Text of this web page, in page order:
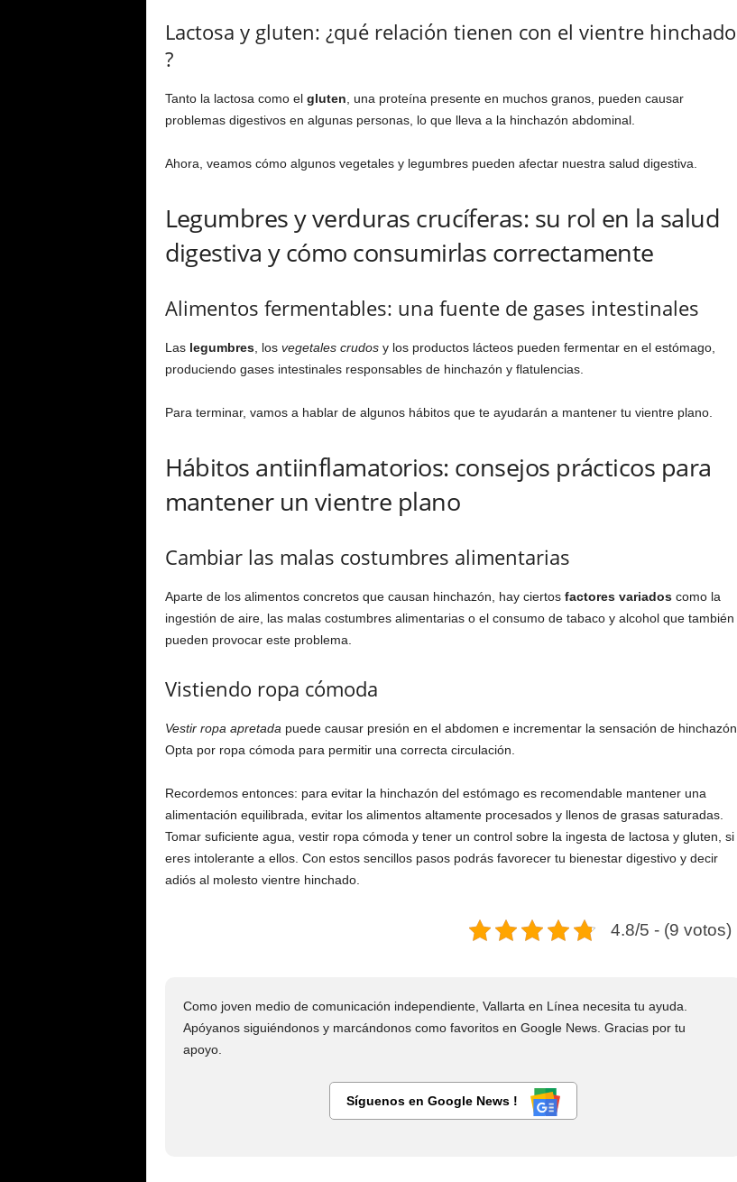
Lactosa y gluten: ¿qué relación tienen con el vientre hinchado
?
Tanto la lactosa como el gluten , una proteína presente en muchos granos, pueden causar
problemas digestivos en algunas personas, lo que lleva a la hinchazón abdominal.
Ahora, veamos cómo algunos vegetales y legumbres pueden afectar nuestra salud digestiva.
Legumbres y verduras crucíferas: su rol en la salud
digestiva y cómo consumirlas correctamente
Alimentos fermentables: una fuente de gases intestinales
Las legumbres, los vegetales crudosy los productos lácteos pueden fermentar en el estómago,
produciendo gases intestinales responsables de hinchazón y flatulencias.
Para terminar, vamos a hablar de algunos hábitos que te ayudarán a mantener tu vientre plano.
Hábitos antiinflamatorios: consejos prácticos para
mantener un vientre plano
Cambiar las malas costumbres alimentarias
Aparte de los alimentos concretos que causan hinchazón, hay ciertos factores variadoscomo la
ingestión de aire, las malas costumbres alimentarias o el consumo de tabaco y alcohol que también
pueden provocar este problema.
Vistiendo ropa cómoda
Vestir ropa apretada puede causar presión en el abdomen e incrementar la sensación de hinchazón.
Opta por ropa cómoda para permitir una correcta circulación.
Recordemos entonces: para evitar la hinchazón del estómago es recomendable mantener una
alimentación equilibrada, evitar los alimentos altamente procesados y llenos de grasas saturadas.
Tomar suficiente agua, vestir ropa cómoda y tener un control sobre la ingesta de lactosa y gluten, si
eres intolerante a ellos. Con estos sencillos pasos podrás favorecer tu bienestar digestivo y decir
adiós al molesto vientre hinchado.
4.8/5 - (9 votos)
Como joven medio de comunicación independiente, Vallarta en Línea necesita tu ayuda.
Apóyanos siguiéndonos y marcándonos como favoritos en Google News. Gracias por tu
apoyo.
Síguenos en Google News !